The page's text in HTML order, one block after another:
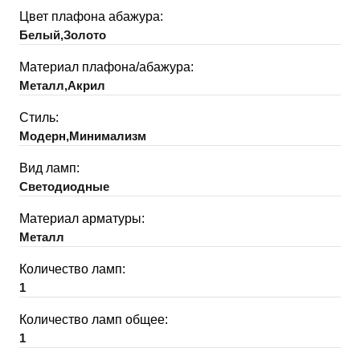
Цвет плафона абажура:
Белый,Золото
Материал плафона/абажура:
Металл,Акрил
Стиль:
Модерн,Минимализм
Вид ламп:
Светодиодные
Материал арматуры:
Металл
Количество ламп:
1
Количество ламп общее:
1